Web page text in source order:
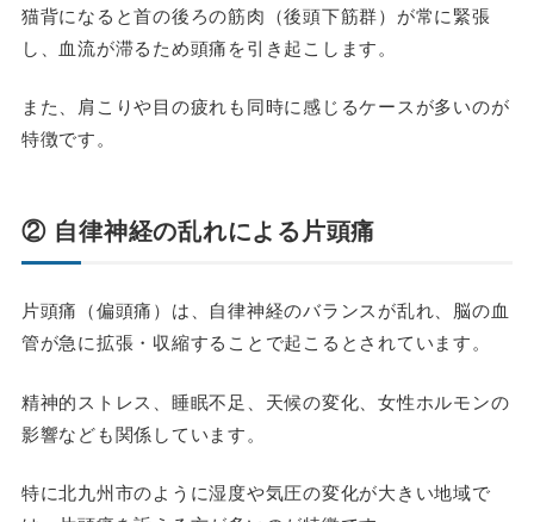
猫背になると首の後ろの筋肉（後頭下筋群）が常に緊張
し、血流が滞るため頭痛を引き起こします。
また、肩こりや目の疲れも同時に感じるケースが多いのが
特徴です。
② 自律神経の乱れによる片頭痛
片頭痛（偏頭痛）は、自律神経のバランスが乱れ、脳の血
管が急に拡張・収縮することで起こるとされています。
精神的ストレス、睡眠不足、天候の変化、女性ホルモンの
影響なども関係しています。
特に北九州市のように湿度や気圧の変化が大きい地域で